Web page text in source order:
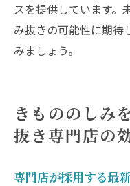
スを提供しています。
み抜きの可能性に期待
みましょう。
きもののしみ
抜き専門店の
専門店が採用する最